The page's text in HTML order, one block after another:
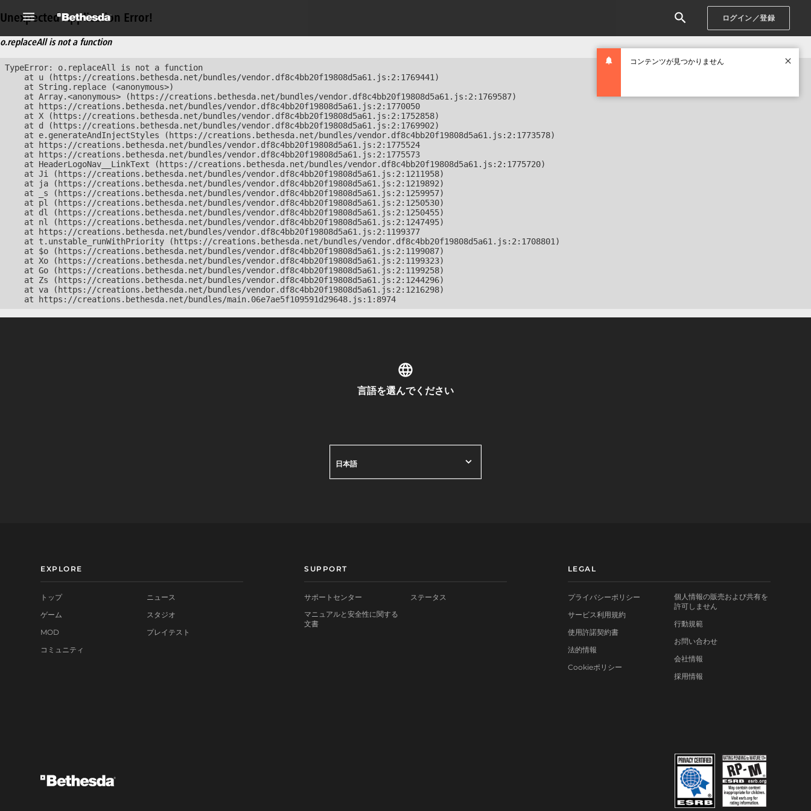
ログイン／登録
コンテンツが見つかりません
Unexpected Application Error!
o.replaceAll is not a function
TypeError: o.replaceAll is not a function
    at u (https://creations.bethesda.net/bundles/vendor.df8c4bb20f19808d5a61.js:2:1769441)
    at String.replace (<anonymous>)
    at Array.<anonymous> (https://creations.bethesda.net/bundles/vendor.df8c4bb20f19808d5a61.js:2:1769587)
    at https://creations.bethesda.net/bundles/vendor.df8c4bb20f19808d5a61.js:2:1770050
    at X (https://creations.bethesda.net/bundles/vendor.df8c4bb20f19808d5a61.js:2:1752858)
    at d (https://creations.bethesda.net/bundles/vendor.df8c4bb20f19808d5a61.js:2:1769902)
    at e.generateAndInjectStyles (https://creations.bethesda.net/bundles/vendor.df8c4bb20f19808d5a61.js:2:1773578)
    at https://creations.bethesda.net/bundles/vendor.df8c4bb20f19808d5a61.js:2:1775524
    at https://creations.bethesda.net/bundles/vendor.df8c4bb20f19808d5a61.js:2:1775573
    at HeaderLogoNav__LinkText (https://creations.bethesda.net/bundles/vendor.df8c4bb20f19808d5a61.js:2:1775720)
    at Ji (https://creations.bethesda.net/bundles/vendor.df8c4bb20f19808d5a61.js:2:1211958)
    at ja (https://creations.bethesda.net/bundles/vendor.df8c4bb20f19808d5a61.js:2:1219892)
    at _s (https://creations.bethesda.net/bundles/vendor.df8c4bb20f19808d5a61.js:2:1259957)
    at pl (https://creations.bethesda.net/bundles/vendor.df8c4bb20f19808d5a61.js:2:1250530)
    at dl (https://creations.bethesda.net/bundles/vendor.df8c4bb20f19808d5a61.js:2:1250455)
    at nl (https://creations.bethesda.net/bundles/vendor.df8c4bb20f19808d5a61.js:2:1247495)
    at https://creations.bethesda.net/bundles/vendor.df8c4bb20f19808d5a61.js:2:1199377
    at t.unstable_runWithPriority (https://creations.bethesda.net/bundles/vendor.df8c4bb20f19808d5a61.js:2:1708801)
    at $o (https://creations.bethesda.net/bundles/vendor.df8c4bb20f19808d5a61.js:2:1199087)
    at Xo (https://creations.bethesda.net/bundles/vendor.df8c4bb20f19808d5a61.js:2:1199323)
    at Go (https://creations.bethesda.net/bundles/vendor.df8c4bb20f19808d5a61.js:2:1199258)
    at Zs (https://creations.bethesda.net/bundles/vendor.df8c4bb20f19808d5a61.js:2:1244296)
    at va (https://creations.bethesda.net/bundles/vendor.df8c4bb20f19808d5a61.js:2:1216298)
    at https://creations.bethesda.net/bundles/main.06e7ae5f109591d29648.js:1:8974
言語を選んでください
日本語
EXPLORE
トップ
ゲーム
MOD
コミュニティ
ニュース
スタジオ
プレイテスト
SUPPORT
サポートセンター
マニュアルと安全性に関する
文書
ステータス
LEGAL
プライバシーポリシー
サービス利用規約
使用許諾契約書
法的情報
Cookieポリシー
個人情報の販売および共有を
許可しません
行動規範
お問い合わせ
会社情報
採用情報